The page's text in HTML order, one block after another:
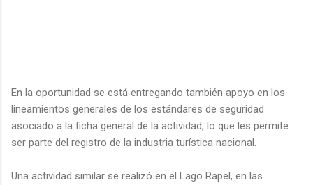
En la oportunidad se está entregando también apoyo en los
lineamientos generales de los estándares de seguridad
asociado a la ficha general de la actividad, lo que les permite
ser parte del registro de la industria turística nacional.
Una actividad similar se realizó en el Lago Rapel, en las